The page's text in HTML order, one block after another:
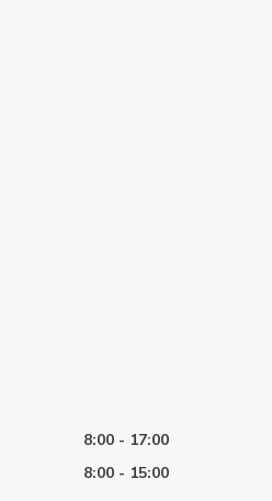
8:00 - 17:00
8:00 - 15:00